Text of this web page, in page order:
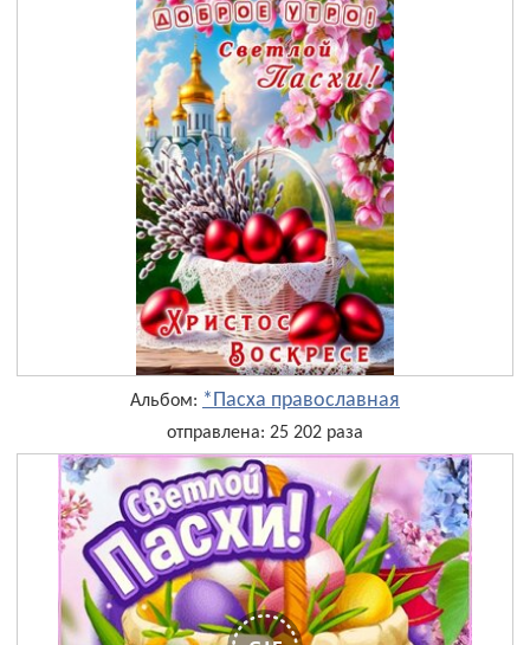
Альбом: *Пасха православная
отправлена: 25 202 раза